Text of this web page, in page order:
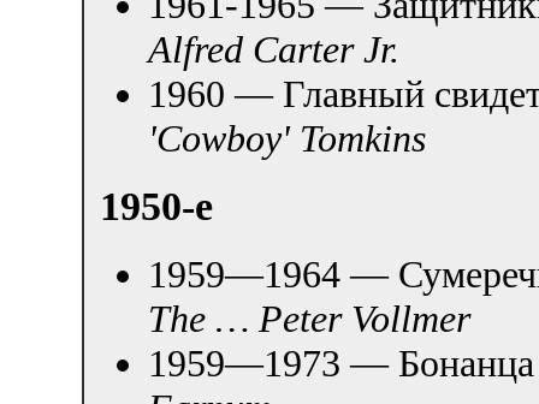
Alfred Carter Jr.
1960 — Главный
'Cowboy' Tomkins
1950-е
1959—1964 —
The … Peter Vollmer
1959—1973 —